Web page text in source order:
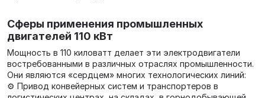
Сферы применения промышленных
двигателей 110 кВт
Мощность в 110 киловатт делает эти электродвигатели
востребованными в различных отраслях промышленности.
Они являются «сердцем» многих технологических линий:
⚙️ Привод конвейерных систем и транспортеров в